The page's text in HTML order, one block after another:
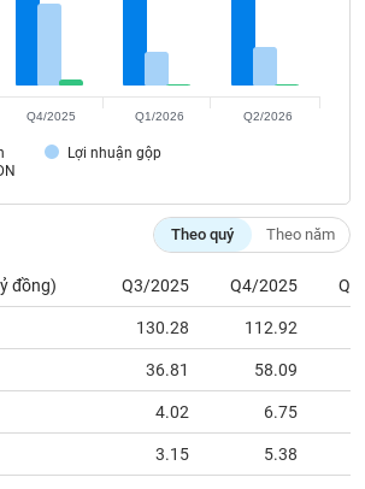
Lợi nhuận gộp
Q4/2025 Q1/2026 Q2/2026
Theo quý Theo năm
đồng) Q3/2025 Q4/2025
130.28 112.92
36.81 58.09
4.02 6.75
3.15 5.38